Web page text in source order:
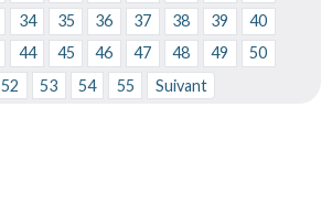
34 35 36 37 38 39
40
44 45 46 47 48 49
50
52 53 54 55 Suivant